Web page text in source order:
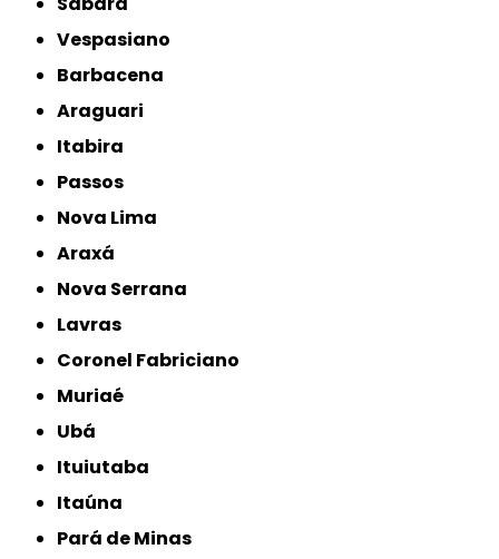
Vespasiano
Barbacena
Araguari
Itabira
Passos
Nova Lima
Araxá
Nova Serrana
Lavras
Coronel Fabriciano
Muriaé
Ubá
Ituiutaba
Itaúna
Pará de Minas